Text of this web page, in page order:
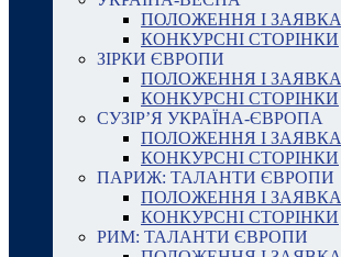
ПОЛОЖЕННЯ І ЗАЯВКА
КОНКУРСНІ СТОРІНКИ
ЗІРКИ ЄВРОПИ
ПОЛОЖЕННЯ І ЗАЯВКА
КОНКУРСНІ СТОРІНКИ
СУЗІР’Я УКРАЇНА-ЄВРОПА
ПОЛОЖЕННЯ І ЗАЯВКА
КОНКУРСНІ СТОРІНКИ
ПАРИЖ: ТАЛАНТИ ЄВРОПИ
ПОЛОЖЕННЯ І ЗАЯВКА
КОНКУРСНІ СТОРІНКИ
РИМ: ТАЛАНТИ ЄВРОПИ